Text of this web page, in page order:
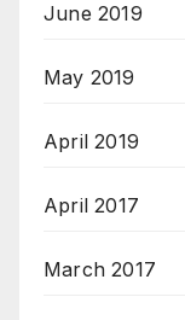
June 2019
May 2019
April 2019
April 2017
March 2017